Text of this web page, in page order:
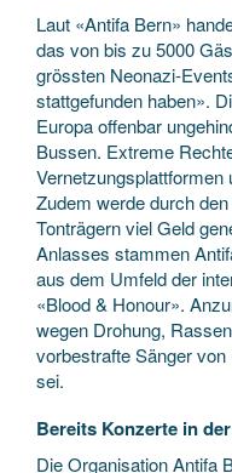
Laut «Antifa Bern»
das von bis zu 5000
grössten Neonazi-
stattgefunden haben».
Europa offenbar
Bussen. Extreme
Zudem werde durch
Tonträgern viel Geld
Anlasses stammen
aus dem Umfeld der
«Blood & Honour».
wegen Drohung,
vorbestrafte Sänger
sei.
Bereits Konzerte in
Die Organisation Antifa